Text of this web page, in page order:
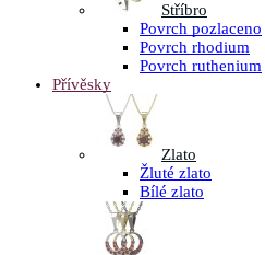
Stříbro
Povrch pozlaceno
Povrch rhodium
Povrch ruthenium
Přívěsky
Zlato
Žluté zlato
Bílé zlato